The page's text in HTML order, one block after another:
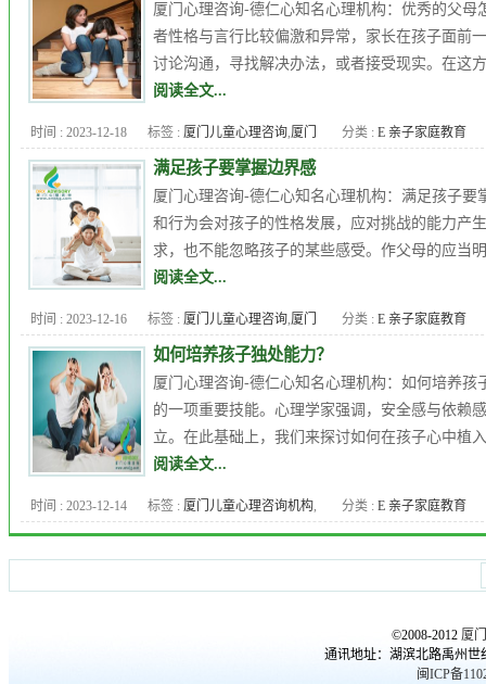
心理咨询机构
理医生, 厦门心理咨询,厦门心
理咨询中心
厦门心理咨询机
构,厦门心理辅导
构,厦门比较靠谱心理咨询,厦
门青少年心理咨询,厦门青少年
心理咨询机构
厦门心理咨询-德仁心知名心理机构：优秀的父
者性格与言行比较偏激和异常，家长在孩子面前
讨论沟通，寻找解决办法，或者接受现实。在这
阅读全文...
时间 : 2023-12-18 标签 : 厦门儿童心理咨询,厦门
儿童心理咨询机构,厦门儿童心
理辅导 ,厦门心理专家 , 厦门心
理医生,厦门心理咨询,厦门心
理咨询中心,厦门心理咨询机
构,厦门心理辅导
构,厦门比较靠谱心理咨询,厦
门青少年心理咨询,厦门青少年
心理咨询机构
分类 : E 亲子家庭教育
满足孩子要掌握边界感
厦门心理咨询-德仁心知名心理机构：满足孩子
和行为会对孩子的性格发展，应对挑战的能力产
求，也不能忽略孩子的某些感受。作父母的应当
阅读全文...
时间 : 2023-12-16 标签 : 厦门儿童心理咨询,厦门
儿童心理咨询机构,厦门儿童心
理辅导 ,厦门儿童青少年心理咨
询,厦门心理专家,厦门心理医
生, 厦门心理咨询, 厦门心理咨
询中心 ,厦门心理咨询机构
询,厦门正规心理咨询机构,厦
门比较靠谱心理咨询,厦门青少
年心理咨询,厦门青少年心理咨
询机构
分类 : E 亲子家庭教育
如何培养孩子独处能力？
厦门心理咨询-德仁心知名心理机构：如何培养
的一项重要技能。心理学家强调，安全感与依赖
立。在此基础上，我们来探讨如何在孩子心中植
阅读全文...
时间 : 2023-12-14 标签 : 厦门儿童心理咨询机构,
厦门儿童心理辅导,厦门儿童青
少年心理咨询,厦门心理专家,
厦门心理医生,厦门心理咨询,
分类 : E 亲子家庭教育
©2008-2012 厦
通讯地址：湖滨北路禹州
闽ICP备